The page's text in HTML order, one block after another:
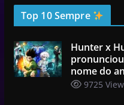
Top 10 Sempre
Hunter x
nome do
9725